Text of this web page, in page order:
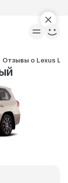
Отзывы о Lexus LX